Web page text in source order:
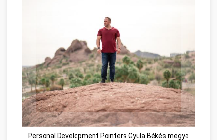
Personal Development Pointers Gyula Békés megye